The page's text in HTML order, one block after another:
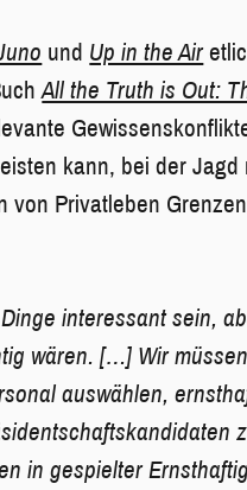
und Up in the Air
All the Truth is Out:
kann, bei der Jagd
von Privatleben
interessant sein,
wären. […] Wir
auswählen,
in gespielter